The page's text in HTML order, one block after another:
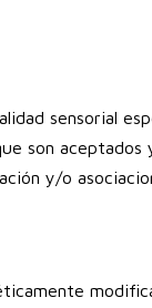
sensorial
son aceptados
y/o